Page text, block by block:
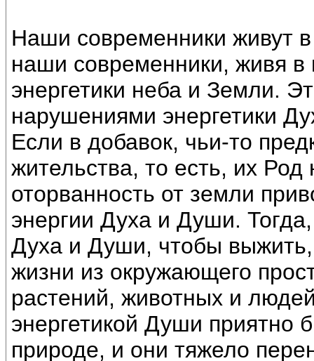
Наши современники живут
наши современники, живя в
энергетики неба и Земли.
нарушениями энергетики
Если в добавок, чьи-то
жительства, то есть, их
оторванность от земли
энергии Духа и Души.
Духа и Души, чтобы
жизни из окружающего
растений, животных и
энергетикой Души приятно
природе, и они тяжело